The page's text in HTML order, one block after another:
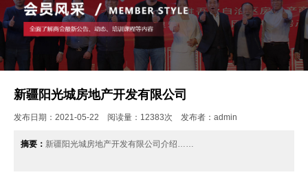
新疆阳光城房地产开发有限公司
发布日期：2021-05-22 阅读量：12383次 发布者：admin
摘要： 新疆阳光城房地产开发有限公司介绍……